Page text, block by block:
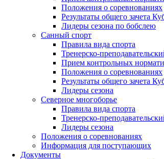
Положения о соревнованиях
Результаты общего зачета
Лидеры сезона по бобслею
Санный спорт
Правила вида спорта
Тренерско-
Прием контрольных
Положения о соревнованиях
Результаты общего зачета
Лидеры сезона
Северное многоборье
Правила вида спорта
Тренерско-
Лидеры сезона
Положения о соревнованиях
Информация для поступающих
Документы